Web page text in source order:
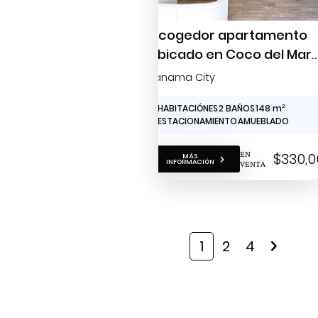
Acogedor apartamento
ubicado en Coco del Mar
para la venta
Panama City
2 HABITACIÓNES2 BAÑOS148 m2
2 ESTACIONAMIENTOAMUEBLADO
MÁS
INFORMACIÓN
EN
VENTA
1 2 4